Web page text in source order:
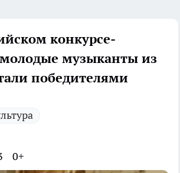
конкурсе-
музыканты из
победителями
0+